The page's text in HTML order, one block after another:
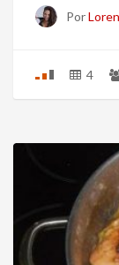
Por
4